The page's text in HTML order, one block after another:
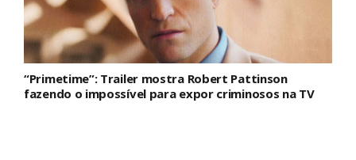
“Primetime”: Trailer mostra Robert Pattinson
fazendo o impossível para expor criminosos na TV